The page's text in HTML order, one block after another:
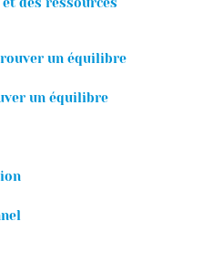
un équilibre
un équilibre